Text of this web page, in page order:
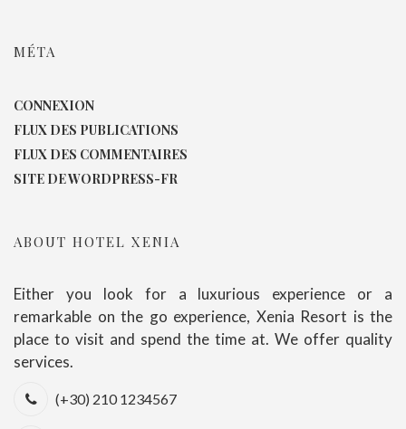
MÉTA
CONNEXION
FLUX DES PUBLICATIONS
FLUX DES COMMENTAIRES
SITE DE WORDPRESS-FR
ABOUT HOTEL XENIA
Either you look for a luxurious experience or a
remarkable on the go experience, Xenia Resort is the
place to visit and spend the time at. We offer quality
services.
(+30) 210 1234567